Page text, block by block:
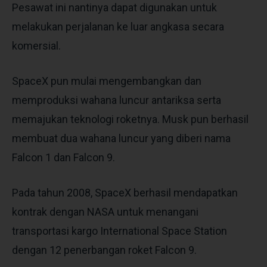
Pesawat ini nantinya dapat digunakan untuk
melakukan perjalanan ke luar angkasa secara
komersial.
SpaceX pun mulai mengembangkan dan
memproduksi wahana luncur antariksa serta
memajukan teknologi roketnya. Musk pun berhasil
membuat dua wahana luncur yang diberi nama
Falcon 1 dan Falcon 9.
Pada tahun 2008, SpaceX berhasil mendapatkan
kontrak dengan NASA untuk menangani
transportasi kargo International Space Station
dengan 12 penerbangan roket Falcon 9.